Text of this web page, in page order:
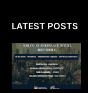
LATEST POSTS